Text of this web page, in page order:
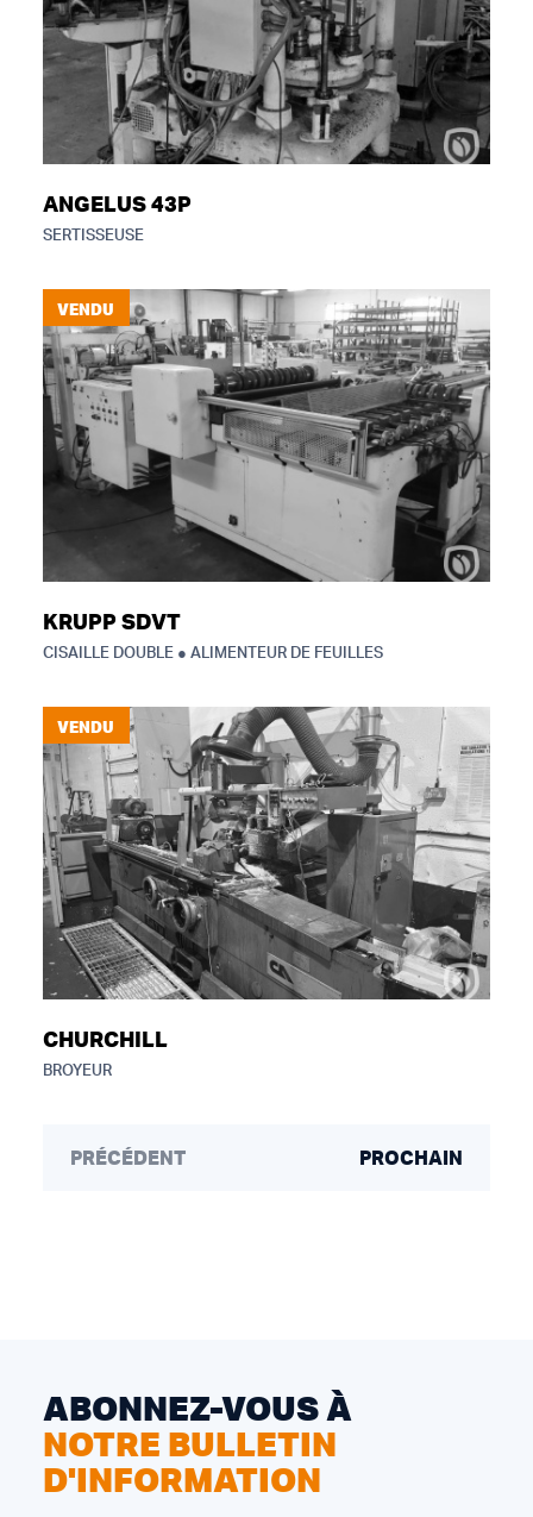
ANGELUS 43P
SERTISSEUSE
VENDU
KRUPP SDVT
CISAILLE DOUBLE ● ALIMENTEUR DE FEUILLES
VENDU
CHURCHILL
BROYEUR
PRÉCÉDENT PROCHAIN
ABONNEZ-VOUS À
NOTRE BULLETIN
D'INFORMATION